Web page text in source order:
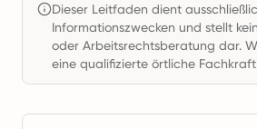
Dieser Leitfaden dient
Informationszwecken und stellt
oder Arbeitsrechtsberatung dar.
eine qualifizierte örtliche